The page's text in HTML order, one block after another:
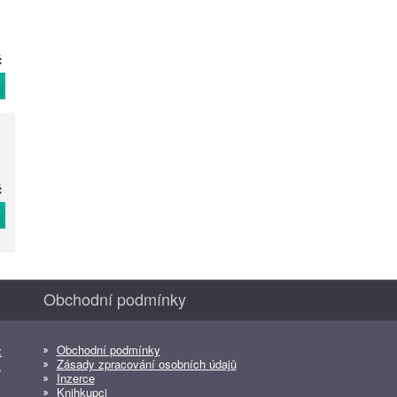
Obchodní podmínky
Obchodní podmínky
Zásady zpracování osobních údajů
Inzerce
Knihkupci